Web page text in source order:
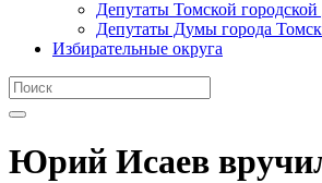
Депутаты Томской
Депутаты Думы города
Избирательные округа
Юрий Исаев